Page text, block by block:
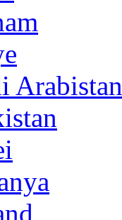
Arabistan